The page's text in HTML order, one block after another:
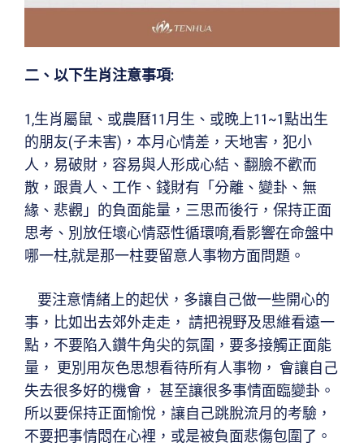
二 、 以下生肖注意事項:
1,生肖屬鼠、或農曆11月生、或晚上11~1點出生
的朋友(子未害)，本月心情差，天地害，犯小
人，易破財，容易與人形成心結、翻臉不歡而
散，跟貴人、工作、錢財有「分離、變卦、無
緣、悲觀」的負面能量，三思而後行，保持正面
思考、別放任壞心情惡性循環唷,看影響在命盤中
哪一柱,就是那一柱要留意人事物方面問題。
要注意情緒上的起伏，多讓自己做一些開心的
事，比如出去郊外走走， 請把視野及思維看遠一
點，不要陷入鑽牛角尖的氛圍，要多接觸正面能
量， 更別用灰色思想看待所有人事物， 會讓自己
失去很多好的機會， 甚至讓很多事情面臨變卦。
所以要保持正面愉悅，讓自己跳脫流月的考驗，
不要把事情悶在心裡，或是被負面悲傷包圍了。